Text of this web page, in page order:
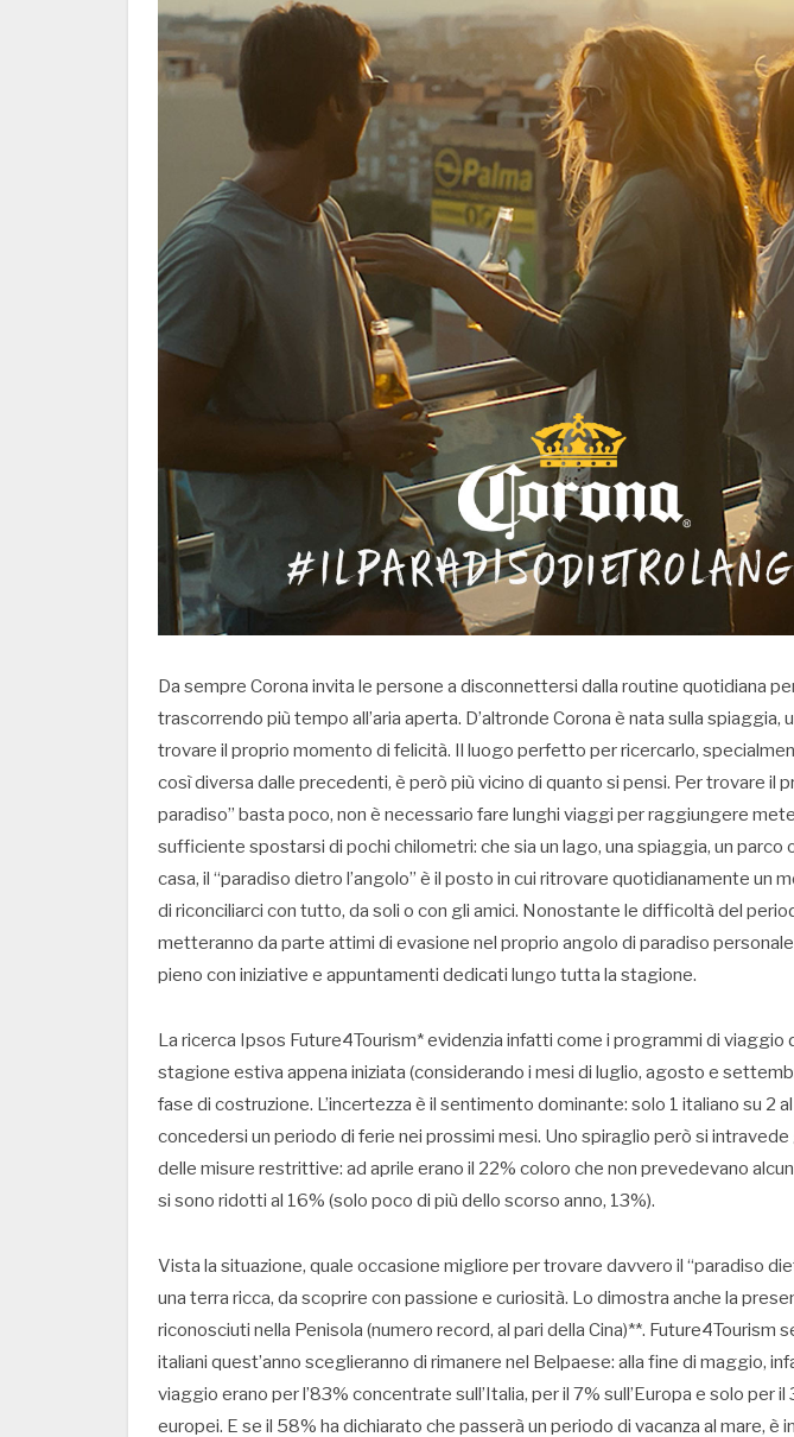
Da sempre Corona invita le persone a disconnettersi dalla routine quotidiana
trascorrendo più tempo all’aria aperta. D’altronde Corona è nata sulla spiaggia,
trovare il proprio momento di felicità. Il luogo perfetto per ricercarlo,
così diversa dalle precedenti, è però più vicino di quanto si pensi. Per trovare il
paradiso” basta poco, non è necessario fare lunghi viaggi per raggiungere
sufficiente spostarsi di pochi chilometri: che sia un lago, una spiaggia, un parco
casa, il “paradiso dietro l’angolo” è il posto in cui ritrovare quotidianamente un
di riconciliarci con tutto, da soli o con gli amici. Nonostante le difficoltà del
metteranno da parte attimi di evasione nel proprio angolo di paradiso
pieno con iniziative e appuntamenti dedicati lungo tutta la stagione.
La ricerca Ipsos Future4Tourism* evidenzia infatti come i programmi di viaggio
stagione estiva appena iniziata (considerando i mesi di luglio, agosto e
fase di costruzione. L’incertezza è il sentimento dominante: solo 1 italiano su 2
concedersi un periodo di ferie nei prossimi mesi. Uno spiraglio però si intravede
delle misure restrittive: ad aprile erano il 22% coloro che non prevedevano
si sono ridotti al 16% (solo poco di più dello scorso anno, 13%).
Vista la situazione, quale occasione migliore per trovare davvero il “paradiso
una terra ricca, da scoprire con passione e curiosità. Lo dimostra anche la
riconosciuti nella Penisola (numero record, al pari della Cina)**. Future4Tourism
italiani quest’anno sceglieranno di rimanere nel Belpaese: alla fine di maggio,
viaggio erano per l’83% concentrate sull’Italia, per il 7% sull’Europa e solo per il
europei. E se il 58% ha dichiarato che passerà un periodo di vacanza al mare, è